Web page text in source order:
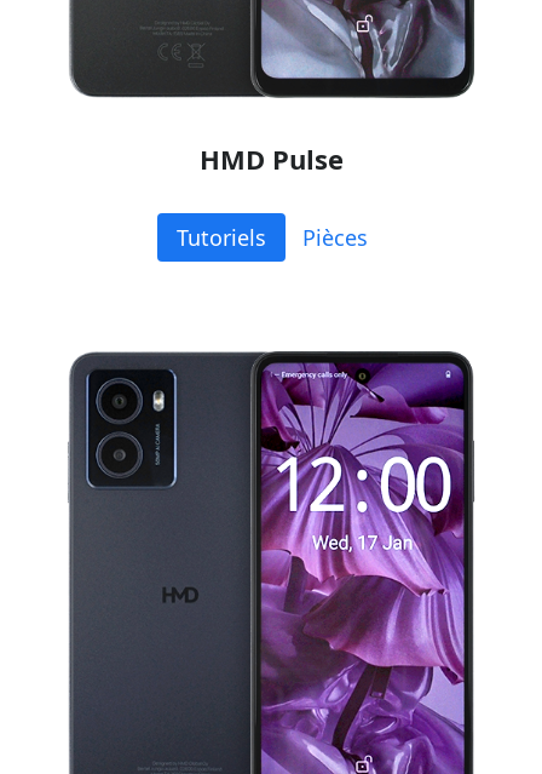
HMD Pulse
Tutoriels Pièces